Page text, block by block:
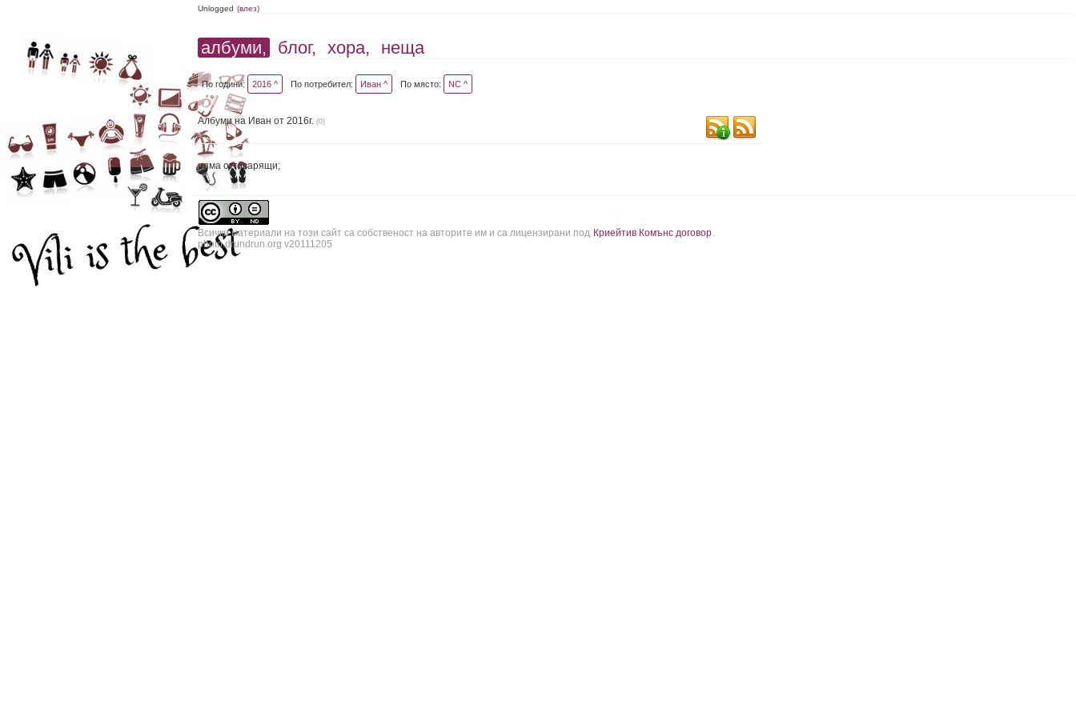
Unlogged (влез)
албуми, блог, хора, неща
По години: 2016 ^ По потребител: Иван ^ По място: NC ^
Албуми на Иван от 2016г. (0)
няма отговарящи;
Всички материали на този сайт са собственост на авторите им и са лицензирани под Криейтив Комънс договор.
photo.drundrun.org v20111205